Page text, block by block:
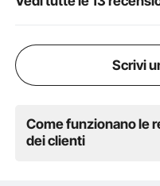
Scrivi
Come funzionano le
dei clienti